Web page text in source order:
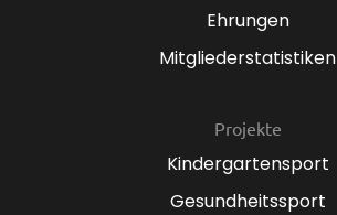
Ehrungen
Mitgliederstatistiken
Projekte
Kindergartensport
Gesundheitssport